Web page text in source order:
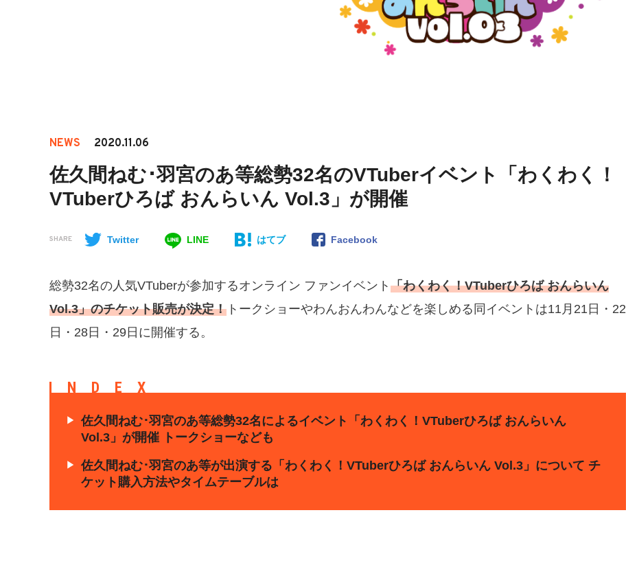
NEWS 2020.11.06
佐久間ねむ･羽宮のあ等総勢32名のVTuberイベント「わくわく！
VTuberひろば おんらいん Vol.3」が開催
SHARE Twitter LINE はてブ Facebook
総勢32名の人気VTuberが参加するオンライン ファンイベント 「わくわく！VTuberひろば おんらいん
Vol.3」のチケット販売が決定！ トークショーやわんおんわんなどを楽しめる同イベントは11月21日・22
日・28日・29日に開催する。
INDEX
佐久間ねむ･羽宮のあ等総勢32名によるイベント「わくわく！VTuberひろば おんらいん
Vol.3」が開催 トークショーなども
佐久間ねむ･羽宮のあ等が出演する「わくわく！VTuberひろば おんらいん Vol.3」について チ
ケット購入方法やタイムテーブルは